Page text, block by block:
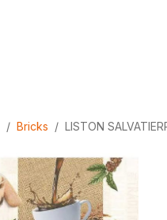
Bricks LISTON